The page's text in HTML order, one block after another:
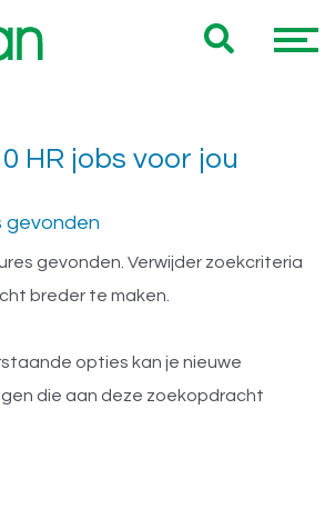
32 uur HR beleid
overzicht van al onze 32 uur HR
HR jobs voor jou
gevonden
gevonden. Verwijder zoekcriteria
breder te maken.
opties kan je nieuwe
die aan deze zoekopdracht